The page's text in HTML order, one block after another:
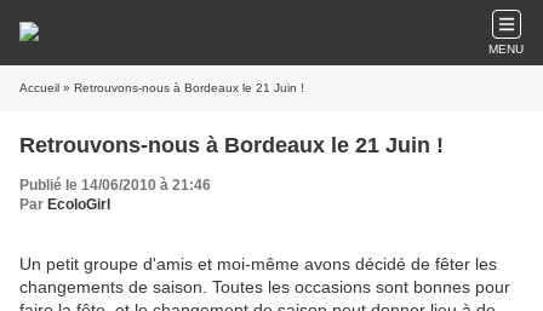
MENU
Accueil » Retrouvons-nous à Bordeaux le 21 Juin !
Retrouvons-nous à Bordeaux le 21 Juin !
Publié le 14/06/2010 à 21:46
Par EcoloGirl
Un petit groupe d'amis et moi-même avons décidé de fêter les
changements de saison. Toutes les occasions sont bonnes pour